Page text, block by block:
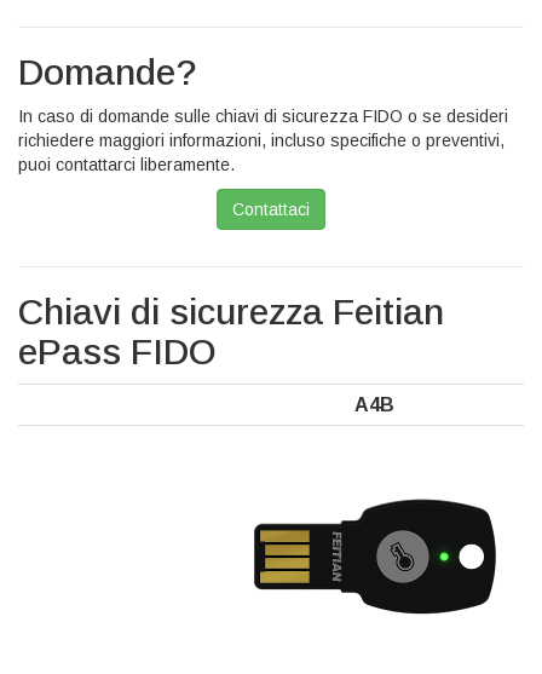
Domande?
In caso di domande sulle chiavi di sicurezza FIDO o se desideri
richiedere maggiori informazioni, incluso specifiche o preventivi,
puoi contattarci liberamente.
Contattaci
Chiavi di sicurezza Feitian
ePass FIDO
A4B